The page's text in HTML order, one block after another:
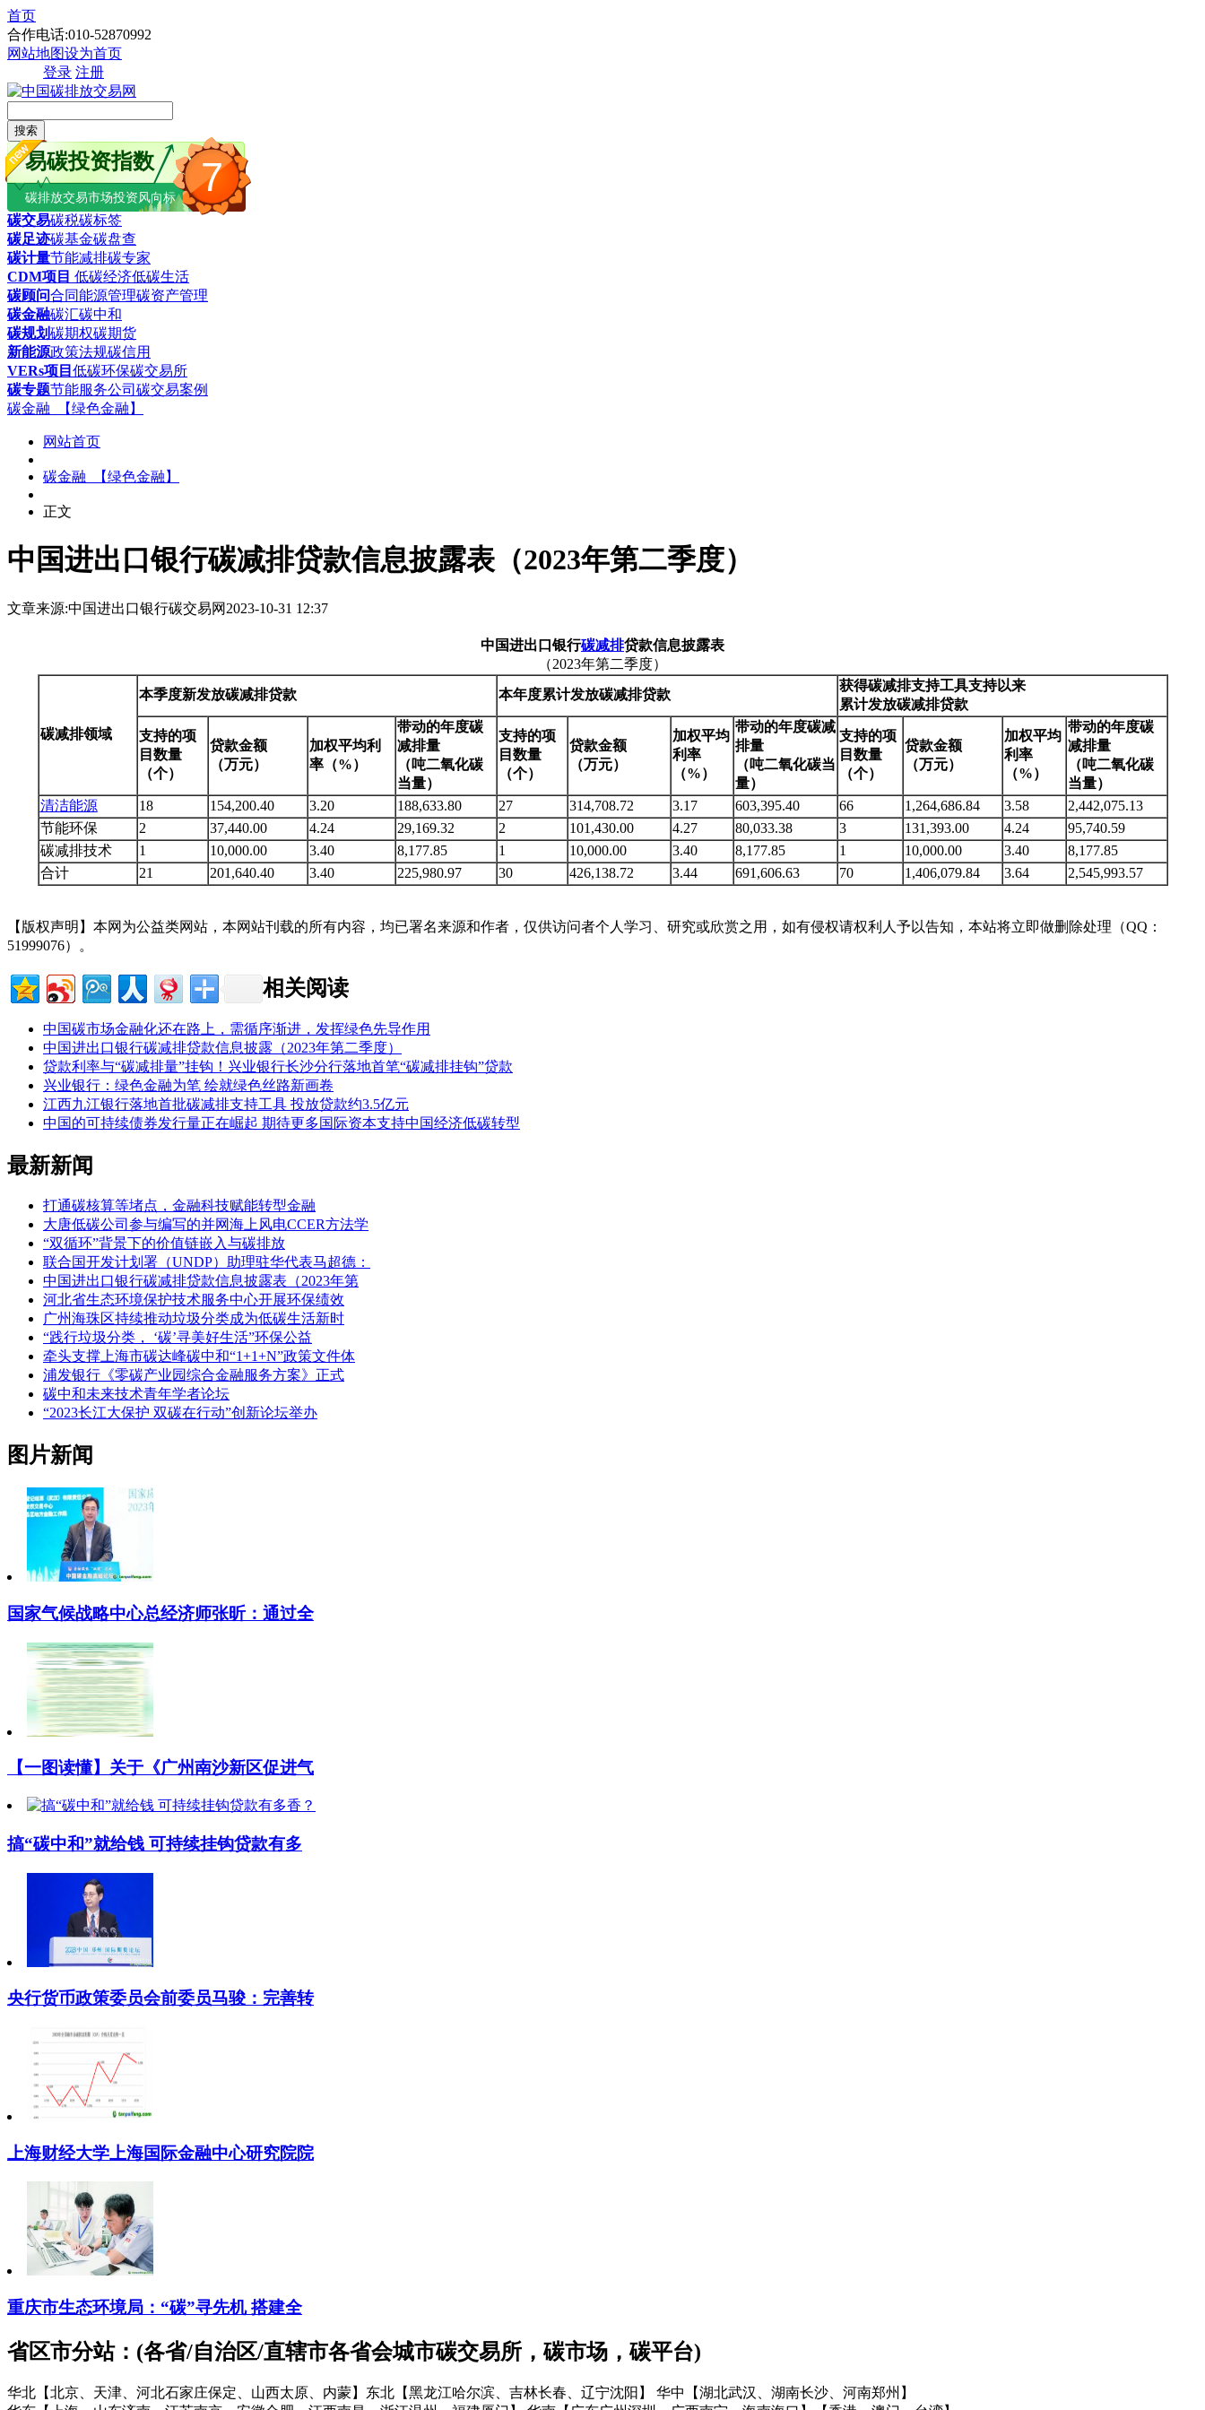
首页
合作电话:010-52870992
网站地图设为首页
登录 注册
搜索
7
易碳投资指数
碳排放交易市场投资风向标
碳交易碳税碳标签
碳足迹碳基金碳盘查
碳计量节能减排碳专家
CDM项目 低碳经济低碳生活
碳顾问合同能源管理碳资产管理
碳金融碳汇碳中和
碳规划碳期权碳期货
新能源政策法规碳信用
VERs项目 低碳环保碳交易所
碳专题节能服务公司 碳交易案例
碳金融_【绿色金融】
网站首页
碳金融_【绿色金融】
正文
中国进出口银行碳减排贷款信息披露表（2023年第二季度）
文章来源:中国进出口银行碳交易网 2023-10-31 12:37
中国进出口银行碳减排贷款信息披露表
（2023年第二季度）
碳减排领域
本季度新发放碳减排贷款 本年度累计发放碳减排贷款
获得碳减排支持工具支持以来
累计发放碳减排贷款
支持的项
目数量
（个）
贷款金额
（万元）
加权平均利
率（%）
带动的年度碳
减排量
（吨二氧化碳
当量）
支持的项
目数量
（个）
贷款金额
（万元）
加权平均
利率
（%）
带动的年度碳减
排量
（吨二氧化碳当
量）
支持的项
目数量
（个）
贷款金额
（万元）
加权平均
利率
（%）
带动的年度碳
减排量
（吨二氧化碳
当量）
清洁能源
18 154,200.40 3.20 188,633.80 27 314,708.72 3.17 603,395.40 66 1,264,686.84 3.58
2,442,075.13
节能环保
2 37,440.00 4.24 29,169.32 2 101,430.00 4.27 80,033.38 3 131,393.00 4.24
95,740.59
碳减排技术
1 10,000.00 3.40 8,177.85 1 10,000.00 3.40 8,177.85 1 10,000.00 3.40
8,177.85
合计
21 201,640.40 3.40 225,980.97 30 426,138.72 3.44 691,606.63 70 1,406,079.84 3.64 2,545,993.57
【版权声明】本网为公益类网站，本网站刊载的所有内容，均已署名来源和作者，仅供访问者个人学习、研究或欣赏之用，如有侵权请权利人予以告知，本站将立即做删除处理（QQ：
51999076）。
相关阅读
中国碳市场金融化还在路上，需循序渐进，发挥绿色先导作用
中国进出口银行碳减排贷款信息披露（2023年第二季度）
贷款利率与“碳减排量”挂钩！兴业银行长沙分行落地首笔“碳减排挂钩”贷款
兴业银行：绿色金融为笔 绘就绿色丝路新画卷
江西九江银行落地首批碳减排支持工具 投放贷款约3.5亿元
中国的可持续债券发行量正在崛起 期待更多国际资本支持中国经济低碳转型
最新新闻
打通碳核算等堵点，金融科技赋能转型金融
大唐低碳公司参与编写的并网海上风电CCER方法学
“双循环”背景下的价值链嵌入与碳排放
联合国开发计划署（UNDP）助理驻华代表马超德：
中国进出口银行碳减排贷款信息披露表（2023年第
河北省生态环境保护技术服务中心开展环保绩效
广州海珠区持续推动垃圾分类成为低碳生活新时
“践行垃圾分类， ‘碳’寻美好生活”环保公益
牵头支撑上海市碳达峰碳中和“1+1+N”政策文件体
浦发银行《零碳产业园综合金融服务方案》正式
碳中和未来技术青年学者论坛
“2023长江大保护 双碳在行动”创新论坛举办
图片新闻
国家气候战略中心总经济师张昕：通过全
【一图读懂】关于《广州南沙新区促进气
搞“碳中和”就给钱 可持续挂钩贷款有多
央行货币政策委员会前委员马骏：完善转
上海财经大学上海国际金融中心研究院院
重庆市生态环境局：“碳”寻先机 搭建全
省区市分站：(各省/自治区/直辖市各省会城市碳交易所，碳市场，碳平台)
华北【北京、天津、河北石家庄保定、山西太原、内蒙】 东北【黑龙江哈尔滨、吉林长春、辽宁沈阳】
华中【湖北武汉、湖南长沙、河南郑州】